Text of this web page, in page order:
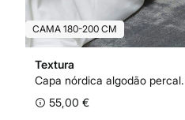
CAMA 180-200 CM
Textura
55,00 €